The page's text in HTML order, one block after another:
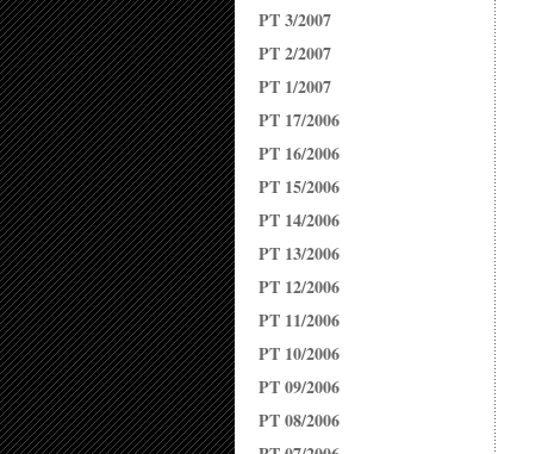
PT 3/2007
PT 2/2007
PT 1/2007
PT 17/2006
PT 16/2006
PT 15/2006
PT 14/2006
PT 13/2006
PT 12/2006
PT 11/2006
PT 10/2006
PT 09/2006
PT 08/2006